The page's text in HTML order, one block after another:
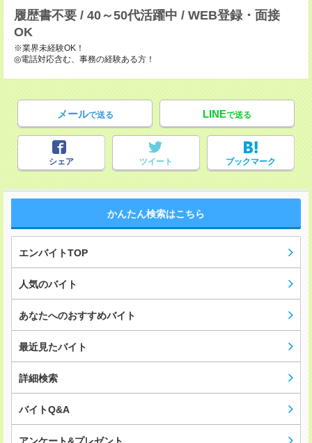
履歴書不要 / 40～50代活躍中 / WEB登録・面接
OK
※業界未経験OK！
◎電話対応含む、事務の経験ある方！
メールで送る LINEで送る
シェア ツイート ブックマーク
かんたん検索はこちら
エンバイトTOP
人気のバイト
あなたへのおすすめバイト
最近見たバイト
詳細検索
バイトQ&A